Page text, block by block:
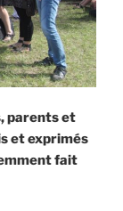
parents et
et exprimés
fait